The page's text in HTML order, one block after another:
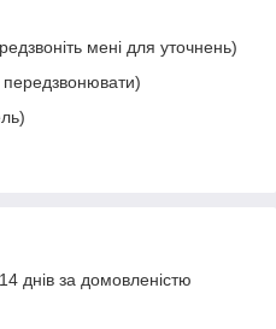
мені для уточнень)
днів за домовленістю